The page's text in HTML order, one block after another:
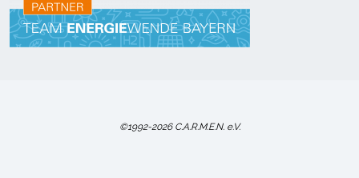
©1992-2026 C.A.R.M.E.N. e.V.